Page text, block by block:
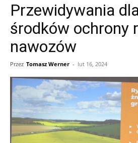
Przewidywania
środków ochrony
nawozów
Przez Tomasz Werner - lut 16, 2024